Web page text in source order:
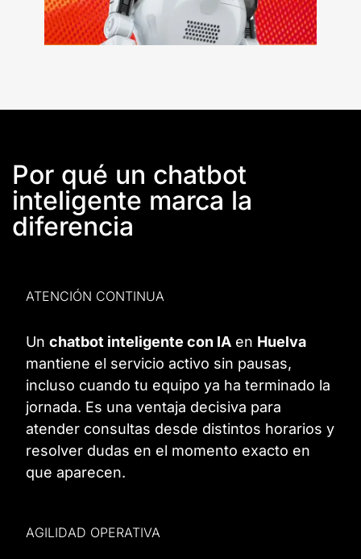
Por qué un chatbot
inteligente marca la
diferencia
ATENCIÓN CONTINUA
Un chatbot inteligente con IAen Huelva
mantiene el servicio activo sin pausas,
incluso cuando tu equipo ya ha terminado la
jornada. Es una ventaja decisiva para
atender consultas desde distintos horarios y
resolver dudas en el momento exacto en
que aparecen.
AGILIDAD OPERATIVA